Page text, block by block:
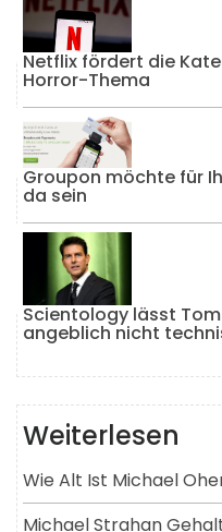
Netflix fördert die
Horror-Thema
Groupon möchte für
da sein
Scientology lässt
angeblich nicht
Weiterlesen
Wie Alt Ist Michael
Michael Strahan